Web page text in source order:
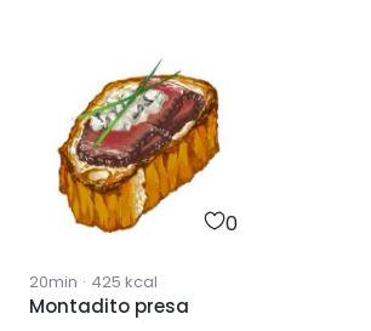
0
20min · 425 kcal
Montadito presa